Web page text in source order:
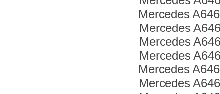
Mercedes
Mercedes
Mercedes
Mercedes
Mercedes
Mercedes